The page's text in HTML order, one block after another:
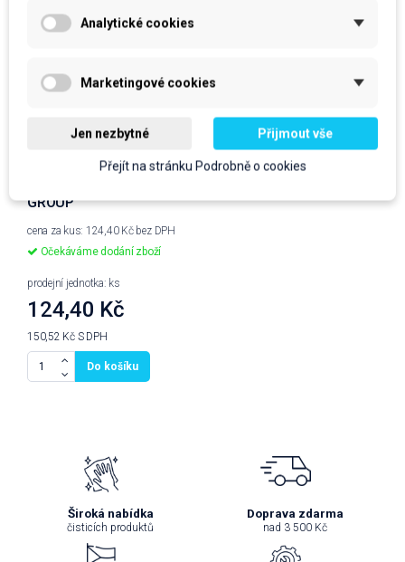
ISOLDA disinfection
GROUP
cena za kus: 124,40 Kč bez DPH
Očekáváme dodání zboží
prodejní jednotka: ks
124,40 Kč
150,52 Kč S DPH
Do košíku
Široká nabídka
čisticích produktů
Doprava zdarma
nad 3 500 Kč
Analytické cookies
Marketingové cookies
Jen nezbytné Přijmout vše
Přejít na stránku Podrobně o cookies